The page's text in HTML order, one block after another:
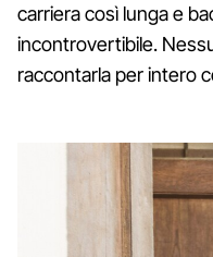
carriera così lunga e
incontrovertibile.
raccontarla per intero